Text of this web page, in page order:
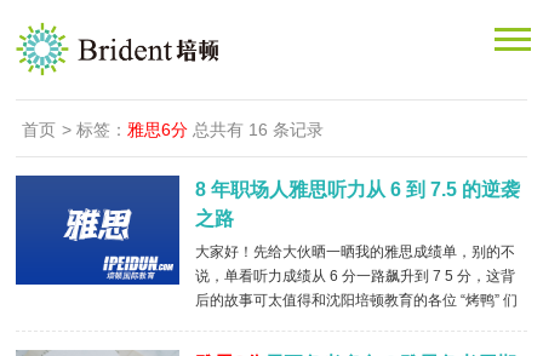
首页 > 标签： 雅思6分 总共有 16 条记录
8 年职场人雅思听力从 6 到 7.5 的逆袭
之路
大家好！先给大伙晒一晒我的雅思成绩单，别的不
说，单看听力成绩从 6 分一路飙升到 7 5 分，这背
后的故事可太值得和沈阳培顿教育的各位 “烤鸭” 们